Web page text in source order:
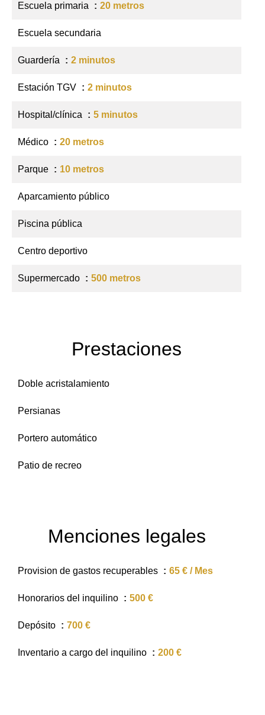
Escuela primaria 20 metros
Escuela secundaria
Guardería 2 minutos
Estación TGV 2 minutos
Hospital/clínica 5 minutos
Médico 20 metros
Parque 10 metros
Aparcamiento público
Piscina pública
Centro deportivo
Supermercado 500 metros
Prestaciones
Doble acristalamiento
Persianas
Portero automático
Patio de recreo
Menciones legales
Provision de gastos recuperables 65 € / Mes
Honorarios del inquilino 500 €
Depósito 700 €
Inventario a cargo del inquilino 200 €